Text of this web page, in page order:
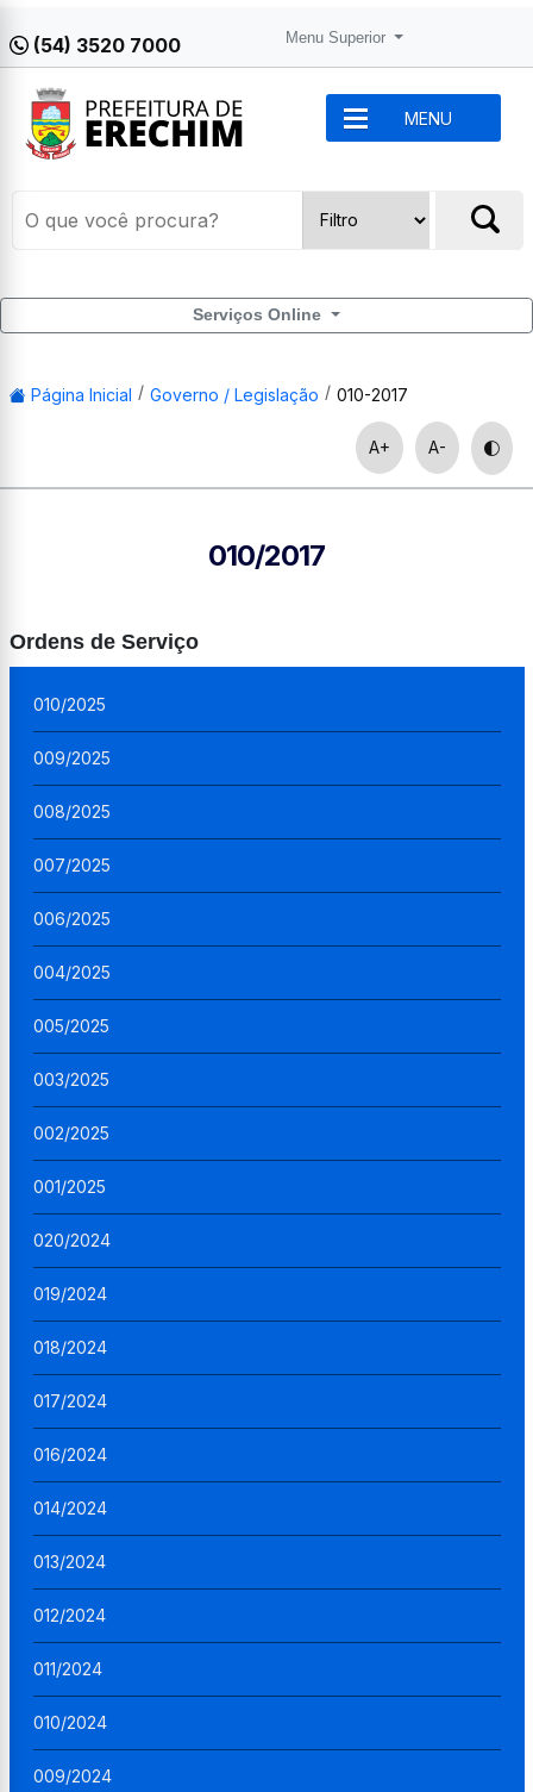
(54) 3520 7000 Menu Superior
MENU
Serviços Online
Página Inicial Governo / Legislação 010-2017
A+ A-
010/2017
Ordens de Serviço
010/2025
009/2025
008/2025
007/2025
006/2025
004/2025
005/2025
003/2025
002/2025
001/2025
020/2024
019/2024
018/2024
017/2024
016/2024
014/2024
013/2024
012/2024
011/2024
010/2024
009/2024